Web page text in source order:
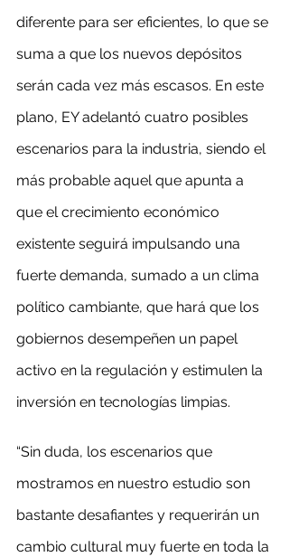
diferente para ser eficientes, lo que se
suma a que los nuevos depósitos
serán cada vez más escasos. En este
plano, EY adelantó cuatro posibles
escenarios para la industria, siendo el
más probable aquel que apunta a
que el crecimiento económico
existente seguirá impulsando una
fuerte demanda, sumado a un clima
político cambiante, que hará que los
gobiernos desempeñen un papel
activo en la regulación y estimulen la
inversión en tecnologías limpias.
“Sin duda, los escenarios que
mostramos en nuestro estudio son
bastante desafiantes y requerirán un
cambio cultural muy fuerte en toda la